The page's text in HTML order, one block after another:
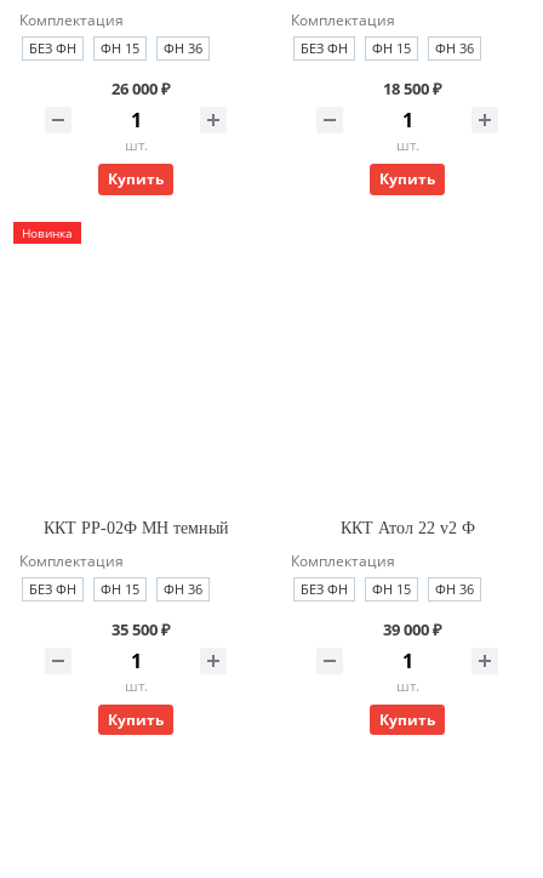
Комплектация
БЕЗ ФН ФН 15 ФН 36
26 000 ₽
шт.
Купить
Комплектация
БЕЗ ФН ФН 15 ФН 36
18 500 ₽
шт.
Купить
Новинка
ККТ РР-02Ф МН темный
Комплектация
БЕЗ ФН ФН 15 ФН 36
35 500 ₽
шт.
Купить
ККТ Атол 22 v2 Ф
Комплектация
БЕЗ ФН ФН 15 ФН 36
39 000 ₽
шт.
Купить